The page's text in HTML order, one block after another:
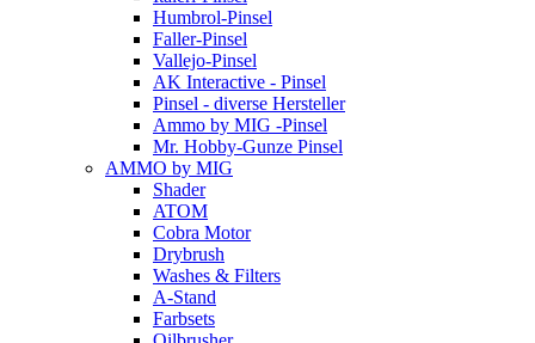
Humbrol-Pinsel
Faller-Pinsel
Vallejo-Pinsel
AK Interactive - Pinsel
Pinsel - diverse Hersteller
Ammo by MIG -Pinsel
Mr. Hobby-Gunze Pinsel
AMMO by MIG
Shader
ATOM
Cobra Motor
Drybrush
Washes & Filters
A-Stand
Farbsets